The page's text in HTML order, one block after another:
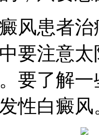
患者治
要注意
要了解
性白癜风